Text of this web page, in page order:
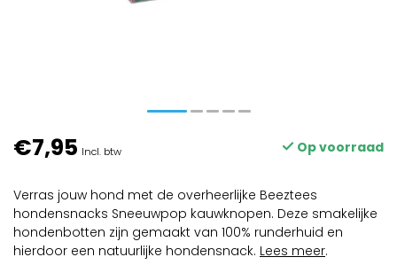
€7,95 Incl. btw Op voorraad
Verras jouw hond met de overheerlijke Beeztees
hondensnacks Sneeuwpop kauwknopen. Deze smakelijke
hondenbotten zijn gemaakt van 100% runderhuid en
hierdoor een natuurlijke hondensnack. Lees meer.